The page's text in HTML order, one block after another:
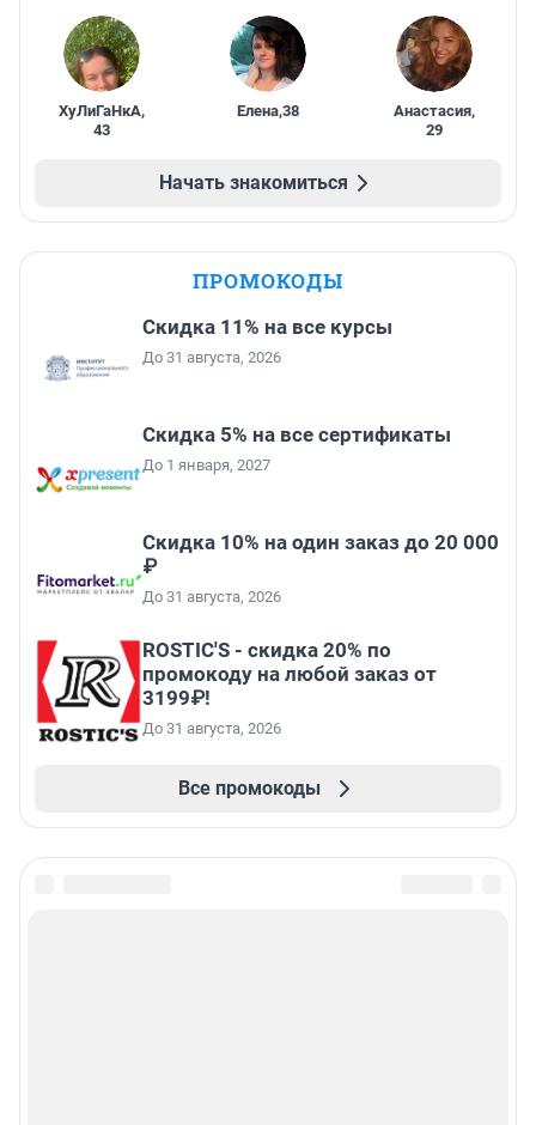
ХуЛиГаНкА,
43
Елена,38 Анастасия,
29
Начать знакомиться
ПРОМОКОДЫ
Скидка 11% на все курсы
До 31 августа, 2026
Скидка 5% на все сертификаты
До 1 января, 2027
Скидка 10% на один заказ до 20 000
₽
До 31 августа, 2026
ROSTIC'S - скидка 20% по
промокоду на любой заказ от
3199₽!
До 31 августа, 2026
Все промокоды